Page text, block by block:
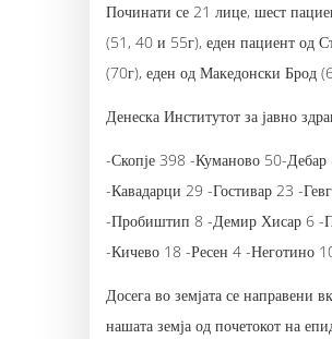
Починати се 21 лице, шест
(51, 40 и 55г), еден пациент од
(70г), еден од Македонски Брод
Денеска Институтот за јавно
-Скопје 398 -Куманово 50-
-Кавадарци 29 -Гостивар 23 -
-Пробиштип 8 -Демир Хисар 6 -
-Кичево 18 -Ресен 4 -Неготино
Досега во земјата се направени
нашата земја од почетокот на